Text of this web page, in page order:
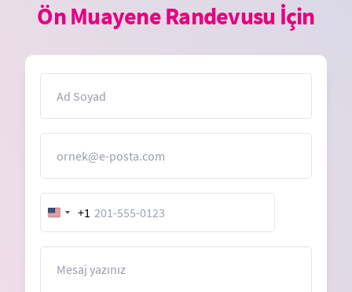
Ön Muayene Randevusu İçin
United
States
+1